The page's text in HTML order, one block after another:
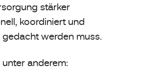
stärker
koordiniert und
werden muss.
anderem: